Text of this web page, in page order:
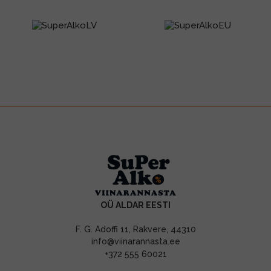
OÜ ALDAR EESTI
F. G. Adoffi 11, Rakvere, 44310
info@viinarannasta.ee
+372 555 60021